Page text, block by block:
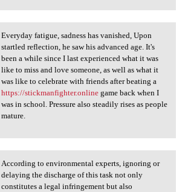
fatigue, sadness has
Everyday fatigue, sadness has vanished, Upon
startled reflection, he saw his advanced age. It's
been a while since I last experienced what it was
like to miss and love someone, as well as what it
was like to celebrate with friends after beating a
https://stickmanfighter.onlinegame back when I
was in school. Pressure also steadily rises as people
mature.
to environmental
According to environmental experts, ignoring or
delaying the discharge of this task not only
constitutes a legal infringement but also